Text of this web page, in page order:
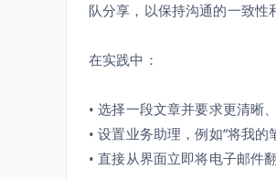
队分享，以保持沟通的一致性
在实践中：
• 选择一段文章并要求更清晰
• 设置业务助理，例如“将我
• 直接从界面立即将电子邮件